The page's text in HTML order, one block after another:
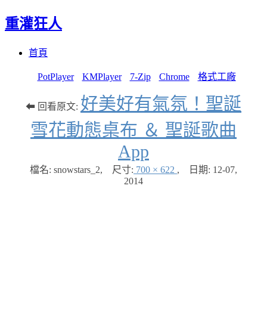
重灌狂人
首頁
PotPlayer KMPlayer 7-Zip Chrome 格式工廠
⬅ 回看原文: 好美好有氣氛！聖誕
雪花動態桌布 ＆ 聖誕歌曲
App
檔名: snowstars_2, 尺寸: 700 × 622 , 日期: 12-07,
2014